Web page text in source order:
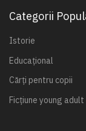
Categorii
Istorie
Educațional
Cărți pentru copii
Ficțiune young adult